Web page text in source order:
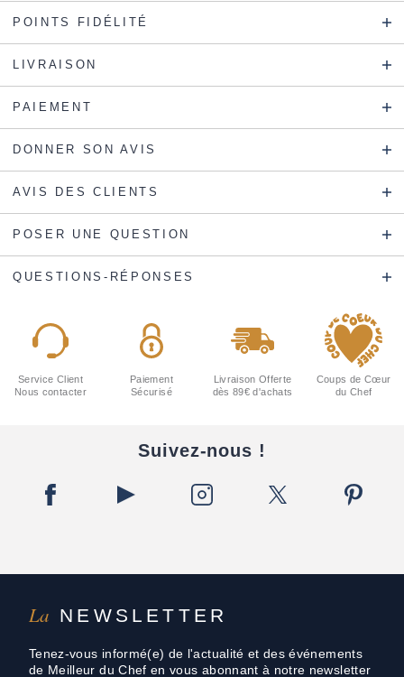
POINTS FIDÉLITÉ
LIVRAISON
PAIEMENT
DONNER SON AVIS
AVIS DES CLIENTS
POSER UNE QUESTION
QUESTIONS-RÉPONSES
La NEWSLETTER
Tenez-vous informé(e) de l'actualité et des événements
de Meilleur du Chef en vous abonnant à notre newsletter
Service Client
Nous contacter
Paiement
Sécurisé
Livraison Offerte
dès 89€ d'achats
Coups de Cœur
du Chef
Suivez-nous !